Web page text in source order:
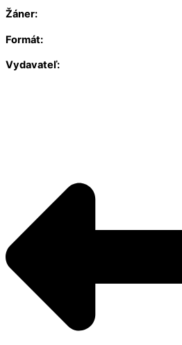
Žáner:
Formát:
Vydavateľ: